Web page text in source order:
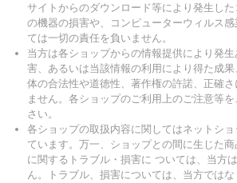
サイトからのダウンロード等により発生し
の機器の損害や、コンピューターウィルス
ては一切の責任を負いません。
当方は各ショップからの情報提供により発
害、あるいは当該情報の利用により得た成
体の合法性や道徳性、著作権の許諾、正確
ません。各ショップのご利用上のご注意等
さい。
各ショップの取扱内容に関してはネットシ
ています。万一、ショップとの間に生じた
に関するトラブル・損害に ついては、当方
ん。トラブル、損害については、当方では